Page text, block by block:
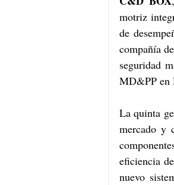
motriz
de
compañía
seguridad
MD&PP en
La quinta
mercado y
eficiencia
nuevo